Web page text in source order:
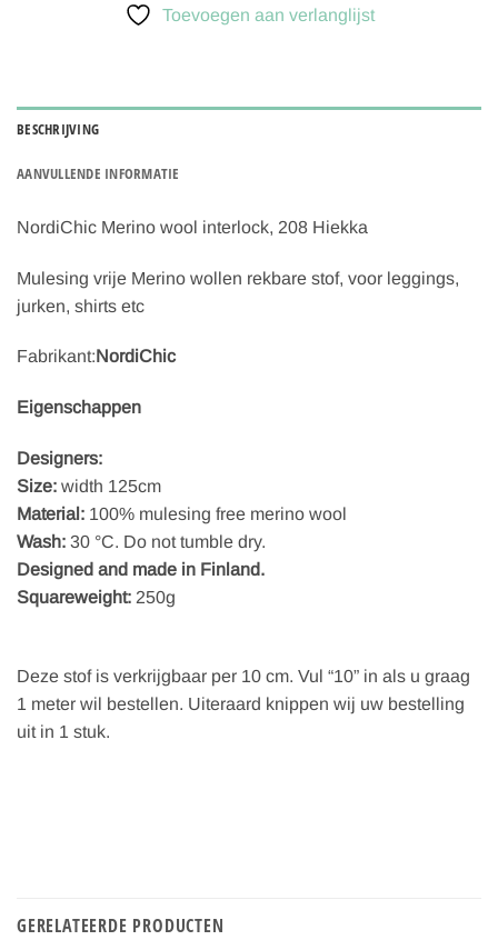
Toevoegen aan verlanglijst
BESCHRIJVING
AANVULLENDE INFORMATIE
NordiChic Merino wool interlock, 208 Hiekka
Mulesing vrije Merino wollen rekbare stof, voor leggings,
jurken, shirts etc
Fabrikant:NordiChic
Eigenschappen
Designers:
Size: width 125cm
Material: 100% mulesing free merino wool
Wash: 30 °C. Do not tumble dry.
Designed and made in Finland.
Squareweight: 250g
Deze stof is verkrijgbaar per 10 cm. Vul “10” in als u graag
1 meter wil bestellen. Uiteraard knippen wij uw bestelling
uit in 1 stuk.
GERELATEERDE PRODUCTEN